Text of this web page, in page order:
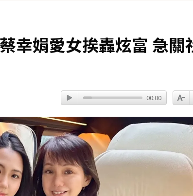
：太誠實
34分鐘前
幸娟愛女挨轟炫富 急關
00:00